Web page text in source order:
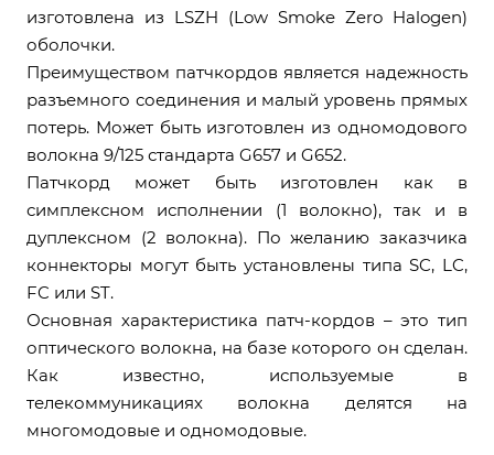
изготовлена из LSZH (Low Smoke Zero Halogen)
оболочки.
Преимуществом патчкордов является надежность
разъемного соединения и малый уровень прямых
потерь. Может быть изготовлен из одномодового
волокна 9/125 стандарта G657 и G652.
Патчкорд может быть изготовлен как в
симплексном исполнении (1 волокно), так и в
дуплексном (2 волокна). По желанию заказчика
коннекторы могут быть установлены типа SC, LC,
FC или ST.
Основная характеристика патч-кордов – это тип
оптического волокна, на базе которого он сделан.
Как известно, используемые в
телекоммуникациях волокна делятся на
многомодовые и одномодовые.